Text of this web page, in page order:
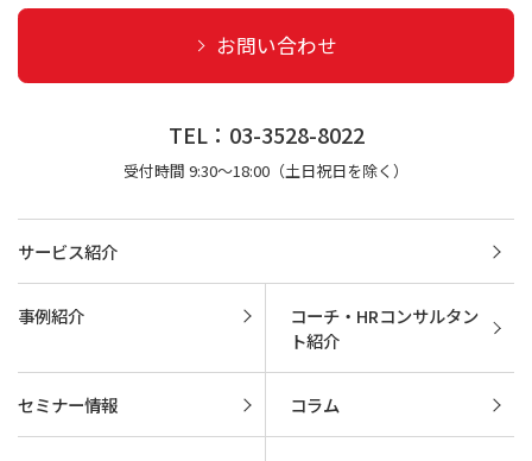
お問い合わせ
TEL：03-3528-8022
受付時間 9:30～18:00（土日祝日を除く）
サービス紹介
事例紹介
コーチ・HRコンサルタン
ト紹介
セミナー情報 コラム